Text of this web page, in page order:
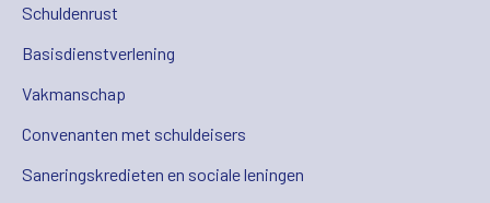
Schuldenrust
Basisdienstverlening
Vakmanschap
Convenanten met schuldeisers
Saneringskredieten en sociale leningen